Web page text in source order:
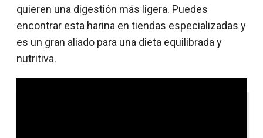
quieren una digestión más ligera. Puedes
encontrar esta harina en tiendas especializadas y
es un gran aliado para una dieta equilibrada y
nutritiva.